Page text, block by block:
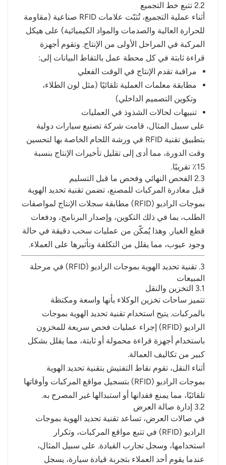
2.2 تتبع خط التجميع
أثناء عملية التجميع، تُثبّت علامات RFID صناعية (مقاومة
للحرارة العالية والصدمات والمواد الكيميائية) على هيكل
المركبة في المراحل الأولى من الإنتاج. وتقوم أجهزة
قراءة ثابتة في كل محطة عمل بالتقاط البيانات إلى:
مراقبة تقدم الإنتاج في الوقت الفعلي
مطابقة معلمات العملية تلقائيًا (مثل لون الطلاء،
وتكوين التصميم الداخلي)
تنبيهات لحالات الشذوذ في العمليات
على سبيل المثال، قامت شركة تصنيع سيارات دولية
بتطبيق تقنية RFID في ورشة اللحام الخاصة بها لتحسين
وقت الدورة، مما أدى إلى تقليل تأخيرات الإنتاج بنسبة
15٪ تقريبًا.
2.3 الفحص النهائي وفحص ما قبل التسليم
قبل مغادرة المركبات للمصنع، تضمن تقنية تحديد الهوية
بموجات الراديو (RFID) مطابقة سجلات الإنتاج لمواصفات
الطلب، بما في ذلك التكوين، وإصدار البرنامج، ودفعات
قطع الغيار. وهذا يُمكّن من عمليات سحب دقيقة في حالة
وجود عيوب، مما يقلل من التكلفة وتأثيرها على العملاء.
3. تقنية تحديد الهوية بموجات الراديو (RFID) في مرحلة
المبيعات
3.1 التخزين والنقل
تتميز ساحات تخزين الوكلاء بأنها واسعة ومكتظة
بالمركبات. يتيح استخدام تقنية تحديد الهوية بموجات
الراديو (RFID) إجراء عمليات فحص سريعة للمخزون
باستخدام أجهزة قراءة محمولة أو ثابتة، مما يقلل بشكل
كبير من تكاليف العمالة.
أثناء النقل، تقوم نقاط التفتيش بتقنية تحديد الهوية
بموجات الراديو (RFID) بتسجيل مواقع المركبات وأوقاتها
تلقائيًا، مما يمنع فقدانها أو استبدالها غير المصرح به.
3.2 إدارة صالة العرض
في صالات العرض، تساعد تقنية تحديد الهوية بموجات
الراديو (RFID) في تتبع مواقع المركبات، وتكرار
استخدامها، وسجل تجارب القيادة. على سبيل المثال،
عندما يقوم أحد العملاء بتجربة قيادة سيارة، يسجل